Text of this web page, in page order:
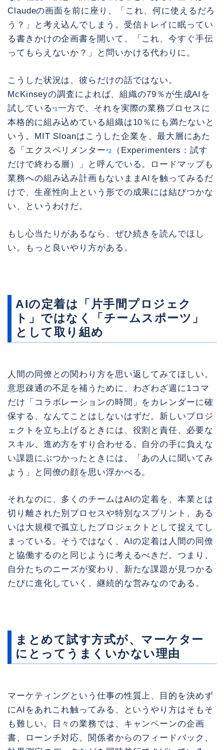
Claudeの画面を前に座り、「これ、何に使えるだろ
う？」と考え込んでしまう。受信トレイに眠ってい
る書きかけの企画書を開いて、「これ、今すぐ手伝
ってもらえないか？」と問いかける代わりに。
こうした状況は、彼らだけの話ではない。
McKinseyの調査によれば、組織の79％が生成AIを
試している *1一方で、それを実際の業務プロセスに
本格的に組み込めている組織は10％にも満たないと
いう。MIT Sloanはこうした企業を、最大層にあた
る「エクスペリメンター*2
（Experimenters：試す
だけで終わる層）」と呼んでいる。ロードマップも
業務への組み込み計画もないままAIを触ってみるだ
けで、生産性向上という形での成果には結びつかな
い、というわけだ。
もし心当たりがあるなら、ぜひ続きを読んでほし
い。もっと良いやり方がある。
AIの定着は「片手間プロジェク
ト」ではなく「チームスポーツ」
として取り組め
人間の同僚との関わり方を思い返してみてほしい。
意思疎通の不足を補うために、わざわざ週に1コマ
だけ「コラボレーションの時間」をカレンダーに確
保する、なんてことはしないはずだ。新しいプロジ
ェクトを立ち上げるときには、役割と責任、必要な
スキル、進め方をすり合わせる。自分の手に負えな
い課題にぶつかったときには、「あの人に聞いてみ
よう」と同僚の顔を思い浮かべる。
それなのに、多くのチームはAIの定着を、本業とは
切り離された別プロセスや特別なスプリント、ある
いは大規模で孤立したプロジェクトとして捉えてし
まっている。そうではなく、AIの定着は人間の同僚
と協働するのと同じように考えるべきだ。つまり、
自分たちのニーズが変わり、新たな課題が見つかる
たびに進化していく、継続的な営みなのである。
まとめて試す方式が、マーケター
にとってうまくいかない理由
マーケティングという仕事の性質上、目的を決めず
にAIをあれこれ触ってみる、というやり方はそもそ
も難しい。日々の業務では、キャンペーンの企画
書、ローンチ対応、関係者からのフィードバック、